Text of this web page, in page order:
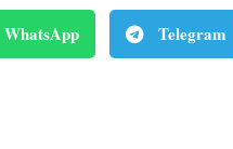
WhatsApp Telegram